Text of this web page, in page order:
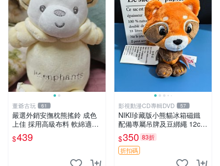
董爺古玩 61
嚴選外銷安撫枕熊搖鈴 成色
上佳 採用高級布料 軟綿適合
收藏 安心選購 安撫枕 熊玩具
搖鈴
$439
影視動漫CD專輯DVD 57
NIKI珍藏版小熊貓冰箱磁鐵
配備專屬吊牌及豆綁繩 12cm
廢品嚴選 好評推薦 小熊貓冰
箱貼 磁鐵掛件 冰箱飾品
$350 83折
折扣碼